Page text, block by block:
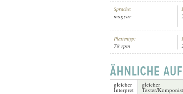
INTERPRET: KÖRNYEY BÉLA,
Sprache:
magyar
Plattentyp:
78 rpm
gleicher
Interpret
gleicher
Texter/Komponist